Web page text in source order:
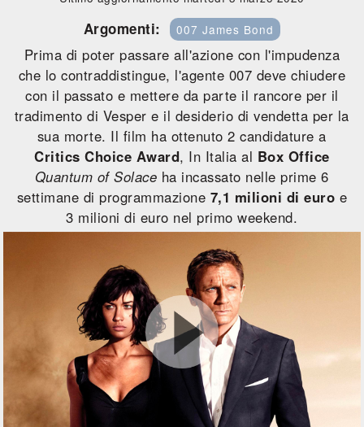
Argomenti: 007 James Bond
Prima di poter passare all'azione con l'impudenza
che lo contraddistingue, l'agente 007 deve chiudere
con il passato e mettere da parte il rancore per il
tradimento di Vesper e il desiderio di vendetta per la
sua morte. Il film ha ottenuto 2 candidature a
Critics Choice Award, In Italia al Box Office
Quantum of Solace ha incassato nelle prime 6
settimane di programmazione 7,1 milioni di euro e
3 milioni di euro nel primo weekend.